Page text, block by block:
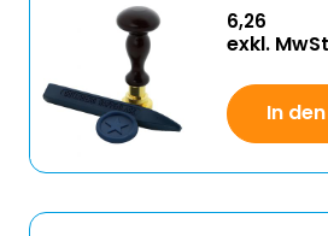
6,26
exkl.
In